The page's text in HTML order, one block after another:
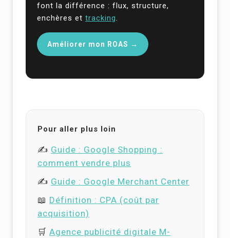
font la différence : flux, structure,
enchères et tracking.
Améliorer mon ROAS →
Pour aller plus loin
✍️ Guide : Google Shopping :
comment vendre plus
✍️ Guide : Google Merchant Center
📖 Définition : CPA (coût par
acquisition)
🛒 Agence publicité digitale M-